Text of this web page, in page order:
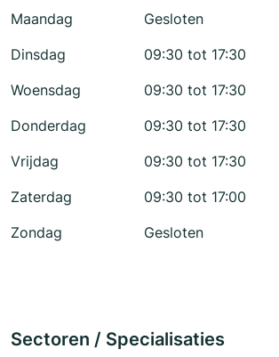
Maandag
Gesloten
Dinsdag
09:30 tot 17:30
Woensdag
09:30 tot 17:30
Donderdag
09:30 tot 17:30
Vrijdag
09:30 tot 17:30
Zaterdag
09:30 tot 17:00
Zondag
Gesloten
Sectoren / Specialisaties